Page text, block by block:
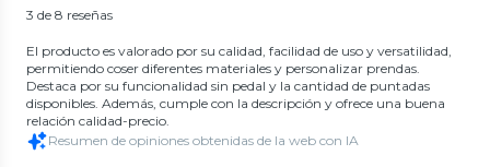
3 de 8 reseñas
El producto es valorado por su calidad, facilidad de uso y versatilidad,
permitiendo coser diferentes materiales y personalizar prendas.
Destaca por su funcionalidad sin pedal y la cantidad de puntadas
disponibles. Además, cumple con la descripción y ofrece una buena
relación calidad-precio.
Resumen de opiniones obtenidas de la web con IA